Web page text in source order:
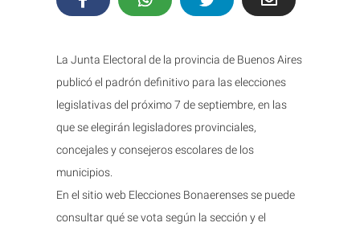
La Junta Electoral de la provincia de Buenos Aires
publicó el padrón definitivo para las elecciones
legislativas del próximo 7 de septiembre, en las
que se elegirán legisladores provinciales,
concejales y consejeros escolares de los
municipios.
En el sitio web Elecciones Bonaerenses se puede
consultar qué se vota según la sección y el